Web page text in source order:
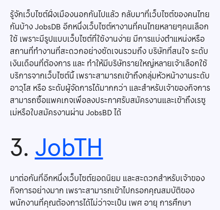
รู้จักเว็บไซต์ฝั่งเมืองนอกกันไปแล้ว กลับมาที่เว็บไซต์ของคนไทย
กันบ้าง JobsDB อีกหนึ่งเว็บไซต์หางานที่คนไทยหลายๆคนเลือก
ใช้ เพราะมีรูปแบบเว็บไซต์ที่ใช้งานง่าย มีการแบ่งตำแหน่งหรือ
สถานที่ทำงานที่สะดวกอย่างชัดเจนรวมถึง บริษัทที่สนใจ ระดับ
เงินเดือนที่ต้องการ และ ทำให้มีบริษัทรายใหญ่หลายเจ้าเลือกใช้
บริการจากเว็บไซต์นี้ เพราะสามารถเข้าถึงกลุ่มหัวหน้างานระดับ
อาวุโส หรือ ระดับผู้จัดการได้มากกว่า และสำหรับเจ้าของกิจการ
สามารถซื้อแพคเกจเพื่อลงประกาศรับสมัครงานและเข้าถึงเรซู
เม่หรือใบสมัครงานผ่าน JobsBD ได้
3. JobTH
มาต่อกันที่อีกหนึ่งเว็บไซต์ยอดนิยม และสะดวกสำหรับเจ้าของ
กิจการอย่างมาก เพราะสามารถเข้าไปกรอกคุณสมบัติของ
พนักงานที่คุณต้องการได้ไม่ว่าจะเป็น เพศ อายุ การศึกษา